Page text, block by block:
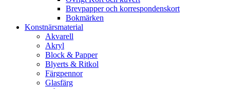
Brevpapper och korrespondenskort
Bokmärken
Konstnärsmaterial
Akvarell
Akryl
Block & Papper
Blyerts & Ritkol
Färgpennor
Glasfärg